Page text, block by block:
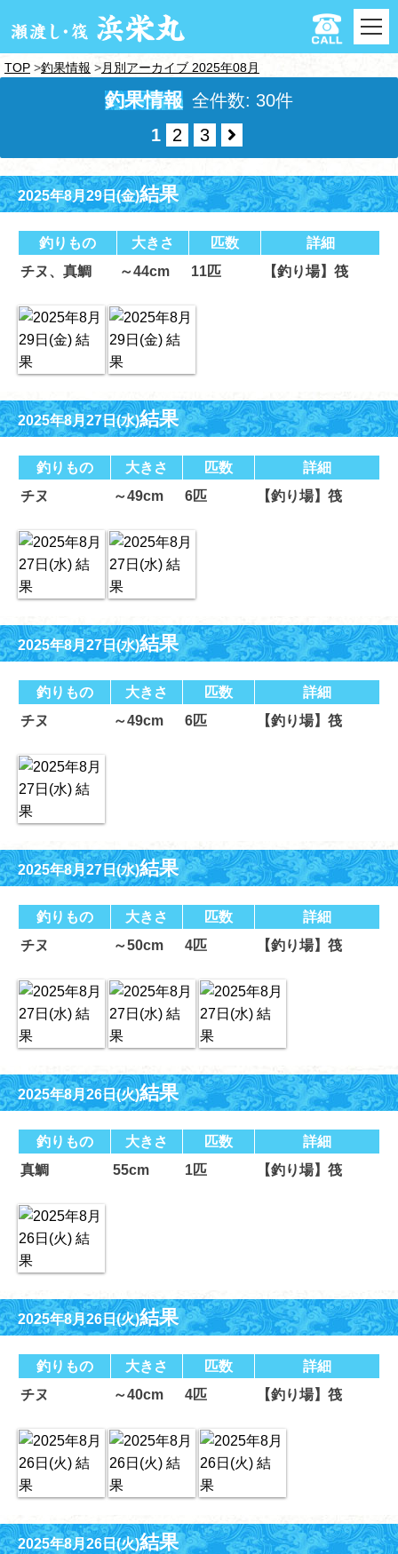
TOP 釣果情報 月別アーカイブ 2025年08月
釣果情報 全件数: 30件
1
2 3
2025年8月29日(金)結果
釣りもの 大きさ 匹数
詳細
チヌ、真鯛
～44cm 11匹 【釣り場】筏
2025年8月27日(水)結果
釣りもの 大きさ 匹数
詳細
チヌ
～49cm 6匹 【釣り場】筏
2025年8月27日(水)結果
釣りもの 大きさ 匹数
詳細
チヌ
～49cm 6匹 【釣り場】筏
2025年8月27日(水)結果
釣りもの 大きさ 匹数
詳細
チヌ
～50cm 4匹 【釣り場】筏
2025年8月26日(火)結果
釣りもの 大きさ 匹数
詳細
真鯛
55cm 1匹 【釣り場】筏
2025年8月26日(火)結果
釣りもの 大きさ 匹数
詳細
チヌ
～40cm 4匹 【釣り場】筏
2025年8月26日(火)結果